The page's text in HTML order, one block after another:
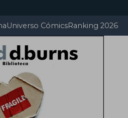
Universo CómicsRanking 2026